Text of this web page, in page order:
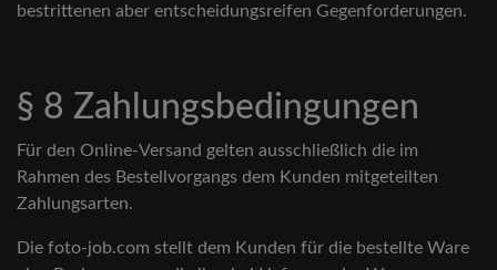
bestrittenen aber entscheidungsreifen Gegenforderungen.
§ 8 Zahlungsbedingungen
Für den Online-Versand gelten ausschließlich die im
Rahmen des Bestellvorgangs dem Kunden mitgeteilten
Zahlungsarten.
Die foto-job.com stellt dem Kunden für die bestellte Ware